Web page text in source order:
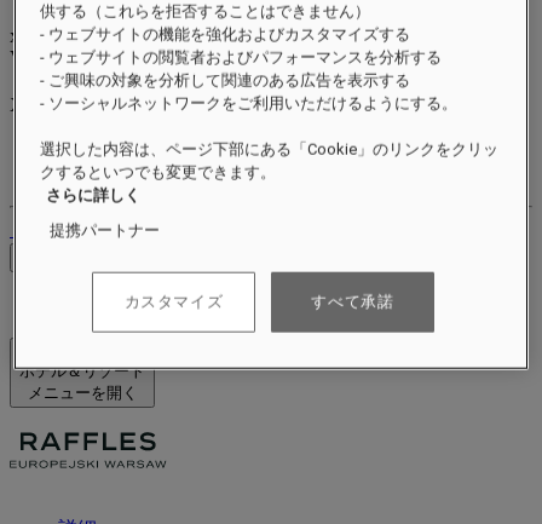
xxxxxxxx
Valid untilxx/xx/xxxx
リワードポイント
XXXpts
ロイヤルティアカウント
ご予約
ログアウト
ホテル＆リゾート
メニューを開く
供する（これらを拒否することはできません）
- ウェブサイトの機能を強化およびカスタマイズする
- ウェブサイトの閲覧者およびパフォーマンスを分析する
- ご興味の対象を分析して関連のある広告を表示する
- ソーシャルネットワークをご利用いただけるようにする。
選択した内容は、ページ下部にある「Cookie」のリンクをクリッ
クするといつでも変更できます。
さらに詳しく
提携パートナー
カスタマイズ すべて承諾